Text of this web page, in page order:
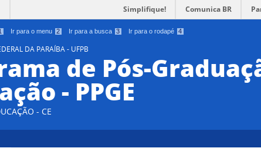
Ir para o menu 2 Ir para a busca 3 Ir para o rodapé 4
Simplifique! Comunica BR
DA PARAÍBA - UFPB
de Pós-
- PPGE
- CE